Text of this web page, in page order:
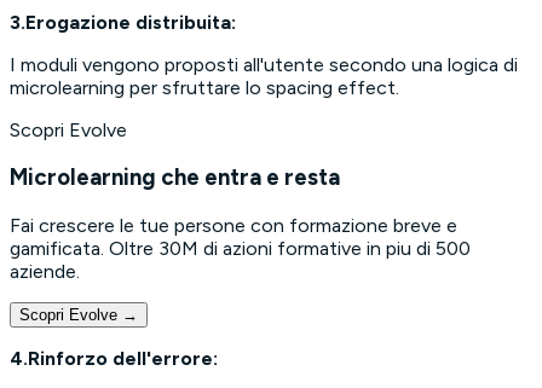
3.Erogazione distribuita:
I moduli vengono proposti all'utente secondo una logica di
microlearning per sfruttare lo spacing effect
Scopri Evolve
Microlearning che entra e resta
Fai crescere le tue persone con formazione breve e
gamificata. Oltre 30M di azioni formative in piu di 500
aziende.
Scopri Evolve →
4.Rinforzo dell'errore: